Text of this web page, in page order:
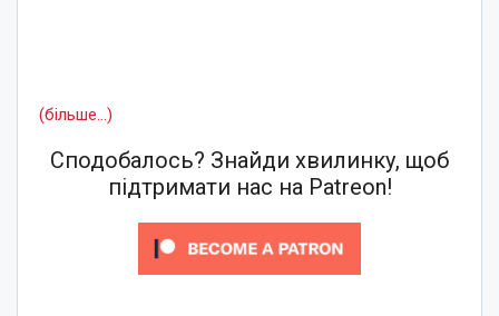
(більше…)
Сподобалось? Знайди хвилинку, щоб
підтримати нас на Patreon!